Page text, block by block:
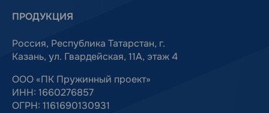
ПРОДУКЦИЯ
Россия, Республика Татарстан, г.
Казань, ул. Гвардейская, 11А, этаж 4
ООО «ПК Пружинный проект»
ИНН: 1660276857
ОГРН: 1161690130931